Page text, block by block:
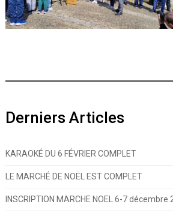
Derniers Articles
KARAOKÉ DU 6 FÉVRIER COMPLET
LE MARCHÉ DE NOËL EST COMPLET
INSCRIPTION MARCHE NOEL 6-7 décembre